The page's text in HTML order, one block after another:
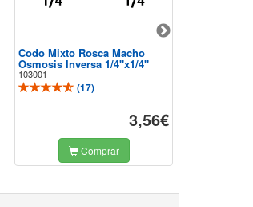
Codo Mixto Rosca Macho
Osmosis Inversa 1/4"x1/4"
103001
(17)
3,56€
Comprar